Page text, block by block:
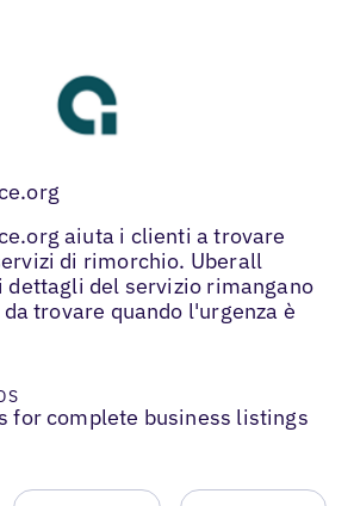
aiuta i clienti a trovare
di rimorchio. Uberall
dettagli del servizio rimangano
trovare quando l'urgenza è
for complete business listings